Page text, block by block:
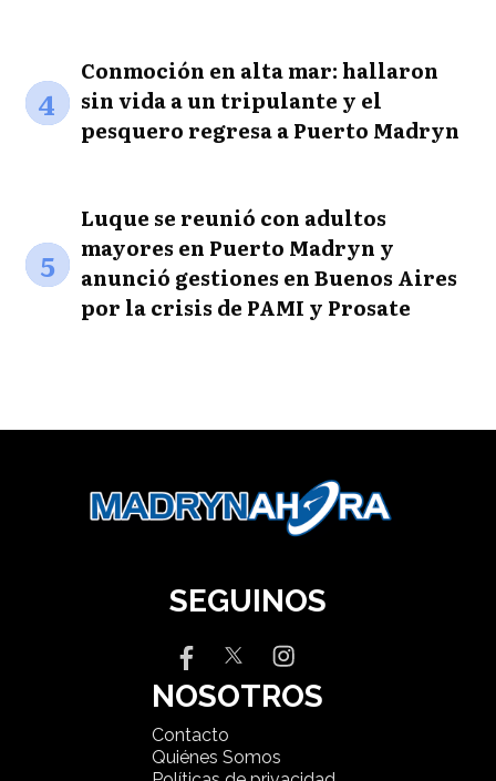
4
Conmoción en alta mar: hallaron
sin vida a un tripulante y el
pesquero regresa a Puerto Madryn
5
Luque se reunió con adultos
mayores en Puerto Madryn y
anunció gestiones en Buenos Aires
por la crisis de PAMI y Prosate
SEGUINOS
NOSOTROS
Contacto
Quiénes Somos